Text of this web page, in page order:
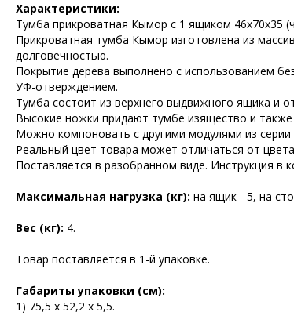
Характеристики:
Тумба прикроватная Кымор c 1 ящиком 46х70х35
Прикроватная тумба Кымор изготовлена из
долговечностью.
Покрытие дерева выполнено с использованием
УФ-отверждением.
Тумба состоит из верхнего выдвижного ящика и
Высокие ножки придают тумбе изящество и
Можно компоновать с другими модулями из
Реальный цвет товара может отличаться от
Поставляется в разобранном виде. Инструкция в
Максимальная нагрузка (кг): на ящик - 5, на
Вес (кг): 4.
Товар поставляется в 1-й упаковке.
Габариты упаковки (см):
1) 75,5 х 52,2 х 5,5.